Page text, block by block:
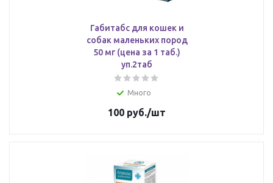
Габитабс для кошек и
собак маленьких пород
50 мг (цена за 1 таб.)
уп.2таб
Много
100 руб./шт